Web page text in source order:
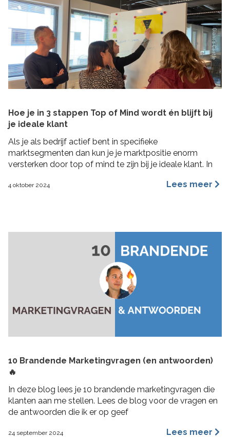
Hoe je in 3 stappen Top of Mind wordt én blijft bij
je ideale klant
Als je als bedrijf actief bent in specifieke
marktsegmenten dan kun je je marktpositie enorm
versterken door top of mind te zijn bij je ideale klant. In
of Mind positie kunt veroveren bij je ideale klant met de
4 oktober 2024 Lees meer
10 Brandende Marketingvragen (en antwoorden)
🔥
In deze blog lees je 10 brandende marketingvragen die
klanten aan me stellen. Lees de blog voor de vragen en
de antwoorden die ik er op geef
24 september 2024 Lees meer